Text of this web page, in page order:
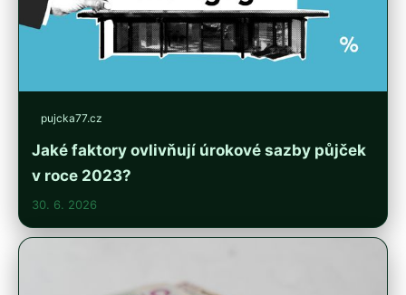
pujcka77.cz
Jaké faktory ovlivňují úrokové sazby půjček
v roce 2023?
30. 6. 2026